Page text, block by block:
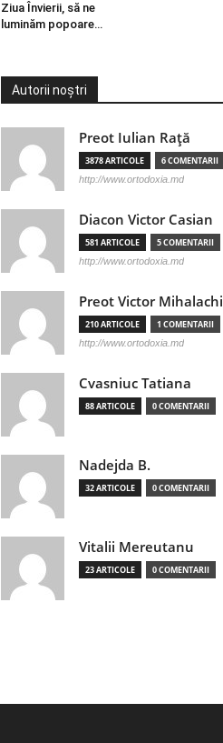
Ziua Învierii, să ne
luminăm popoare…
Autorii noștri
Preot Iulian Raţă
3878 ARTICOLE 6 COMENTARII
http://www.ortodoxia.md
Diacon Victor Casian
581 ARTICOLE 5 COMENTARII
http://www.ortodoxia.md
Preot Victor Mihalachi
210 ARTICOLE 1 COMENTARII
http://www.ortodoxia.md
Cvasniuc Tatiana
88 ARTICOLE 0 COMENTARII
Nadejda B.
32 ARTICOLE 0 COMENTARII
Vitalii Mereutanu
23 ARTICOLE 0 COMENTARII